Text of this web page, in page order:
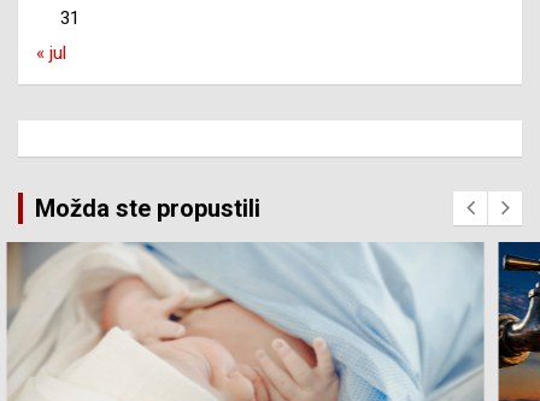
31
« jul
Možda ste propustili